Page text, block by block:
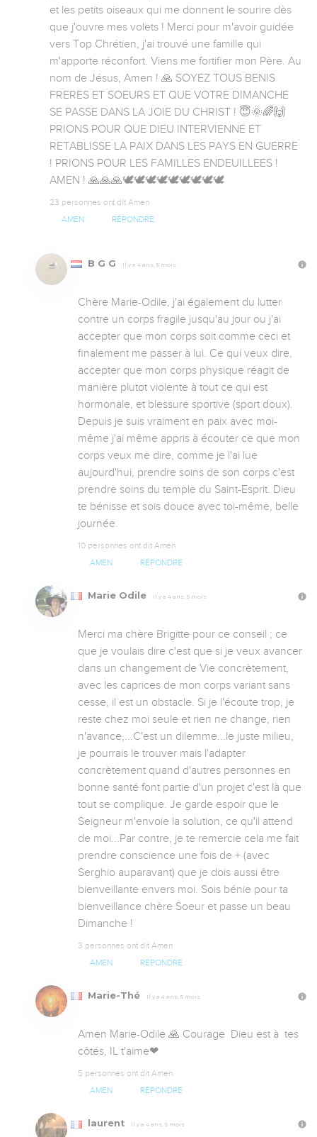
et les petits oiseaux qui me donnent le sourire dès
que j'ouvre mes volets ! Merci pour m'avoir guidée
vers Top Chrétien, j'ai trouvé une famille qui
m'apporte réconfort. Viens me fortifier mon Père. Au
nom de Jésus, Amen ! 🙏 SOYEZ TOUS BENIS
FRERES ET SOEURS ET QUE VOTRE DIMANCHE
SE PASSE DANS LA JOIE DU CHRIST ! 😇🌞🌈🙌
PRIONS POUR QUE DIEU INTERVIENNE ET
RETABLISSE LA PAIX DANS LES PAYS EN GUERRE
! PRIONS POUR LES FAMILLES ENDEUILLEES !
AMEN ! 🙏🙏🙏🕊🕊🕊🕊🕊🕊🕊🕊🕊
23 personnes ont dit Amen
AMEN RÉPONDRE
B G G Il y a 4 ans, 5 mois
Chère Marie-Odile, j'ai également du lutter
contre un corps fragile jusqu'au jour ou j'ai
accepter que mon corps soit comme ceci et
finalement me passer à lui. Ce qui veux dire,
accepter que mon corps physique réagit de
manière plutot violente à tout ce qui est
hormonale, et blessure sportive (sport doux).
Depuis je suis vraiment en paix avec moi-
même j'ai même appris à écouter ce que mon
corps veux me dire, comme je l'ai lue
aujourd'hui, prendre soins de son corps c'est
prendre soins du temple du Saint-Esprit. Dieu
te bénisse et sois douce avec toi-même, belle
journée.
10 personnes ont dit Amen
AMEN RÉPONDRE
Marie Odile Il y a 4 ans, 5 mois
Merci ma chère Brigitte pour ce conseil ; ce
que je voulais dire c'est que si je veux avancer
dans un changement de Vie concrètement,
avec les caprices de mon corps variant sans
cesse, il est un obstacle. Si je l'écoute trop, je
reste chez moi seule et rien ne change, rien
n'avance,...C'est un dilemme...le juste milieu,
je pourrais le trouver mais l'adapter
concrètement quand d'autres personnes en
bonne santé font partie d'un projet c'est là que
tout se complique. Je garde espoir que le
Seigneur m'envoie la solution, ce qu'il attend
de moi...Par contre, je te remercie cela me fait
prendre conscience une fois de + (avec
Serghio auparavant) que je dois aussi être
bienveillante envers moi. Sois bénie pour ta
bienveillance chère Soeur et passe un beau
Dimanche !
3 personnes ont dit Amen
AMEN RÉPONDRE
Marie-Thé Il y a 4 ans, 5 mois
Amen Marie-Odile 🙏 Courage  Dieu est à  tes
côtés, IL t'aime❤
5 personnes ont dit Amen
AMEN RÉPONDRE
laurent Il y a 4 ans, 5 mois